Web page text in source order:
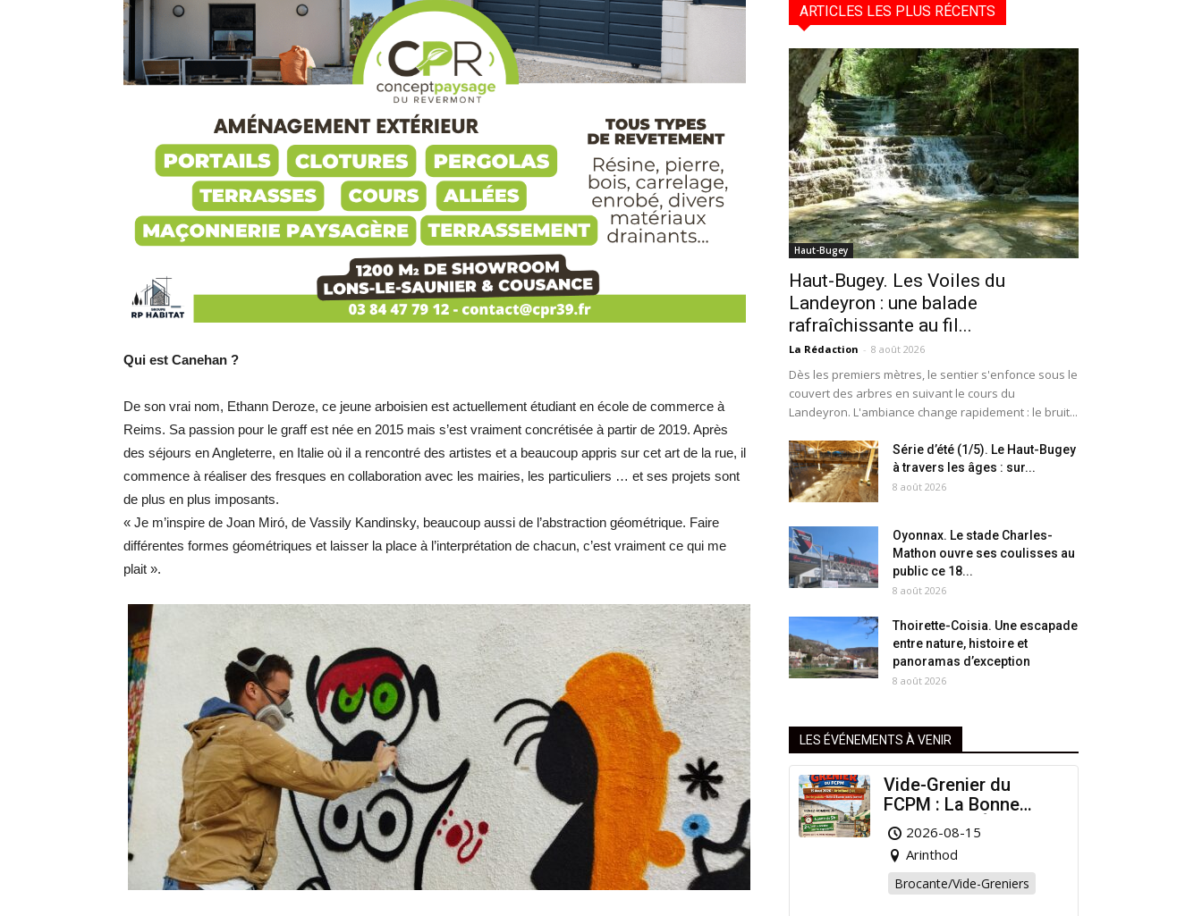
Qui est Canehan ?
De son vrai nom, Ethann Deroze, ce jeune arboisien est actuellement étudiant en école de commerce à
Reims. Sa passion pour le graff est née en 2015 mais s’est vraiment concrétisée à partir de 2019. Après
des séjours en Angleterre, en Italie où il a rencontré des artistes et a beaucoup appris sur cet art de la rue, il
commence à réaliser des fresques en collaboration avec les mairies, les particuliers … et ses projets sont
de plus en plus imposants.
« Je m’inspire de Joan Miró, de Vassily Kandinsky, beaucoup aussi de l’abstraction géométrique. Faire
différentes formes géométriques et laisser la place à l’interprétation de chacun, c’est vraiment ce qui me
plait ».
ARTICLES LES PLUS RÉCENTS
Haut-Bugey
Haut-Bugey. Les Voiles du
Landeyron : une balade
rafraîchissante au fil...
La Rédaction - 8 août 2026
Dès les premiers mètres, le sentier s'enfonce sous le
couvert des arbres en suivant le cours du
Landeyron. L'ambiance change rapidement : le bruit...
Série d’été (1/5). Le Haut-Bugey
à travers les âges : sur...
8 août 2026
Oyonnax. Le stade Charles-
Mathon ouvre ses coulisses au
public ce 18...
8 août 2026
Thoirette-Coisia. Une escapade
entre nature, histoire et
panoramas d’exception
8 août 2026
LES ÉVÉNEMENTS À VENIR
Vide-Grenier du
FCPM : La Bonne
Affaire de l’Été à
Arinthod !
2026-08-15
Arinthod
Brocante/Vide-Greniers